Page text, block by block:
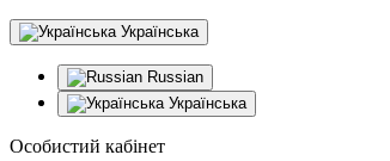
Українська
Russian
Українська
Особистий кабінет